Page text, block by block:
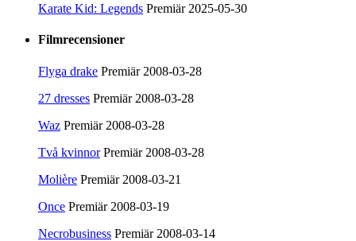
Karate Kid: Legends Premiär 2025-05-30
Filmrecensioner
Flyga drake Premiär 2008-03-28
27 dresses Premiär 2008-03-28
Waz Premiär 2008-03-28
Två kvinnor Premiär 2008-03-28
Molière Premiär 2008-03-21
Once Premiär 2008-03-19
Necrobusiness Premiär 2008-03-14